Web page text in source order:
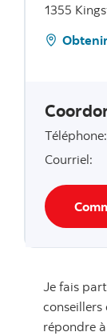
1355
Téléphone:
Courriel:
Je fais
conseillers
répondre